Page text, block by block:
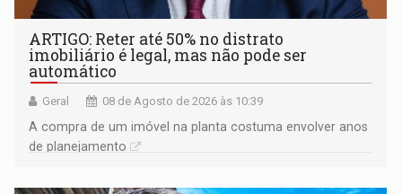
ARTIGO: Reter até 50% no distrato
imobiliário é legal, mas não pode ser
automático
Geral 08 de Agosto de 2026 às 10:39
A compra de um imóvel na planta costuma envolver anos
de planejamento